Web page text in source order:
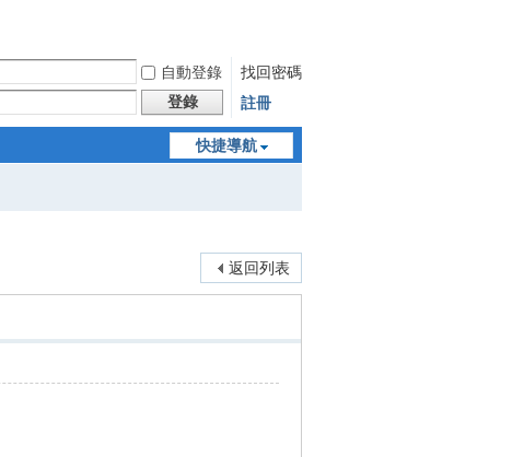
自動登錄
找回密碼
登錄 註冊
快捷導航
返回列表